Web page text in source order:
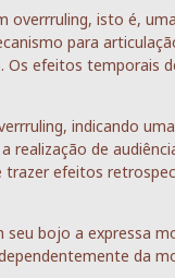
overrruling, isto é,
para
efeitos temporais
indicando
de
efeitos
seu bojo a expressa
da